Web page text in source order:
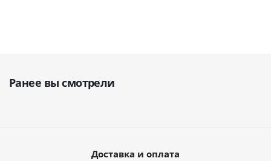
Ранее вы смотрели
Доставка и оплата